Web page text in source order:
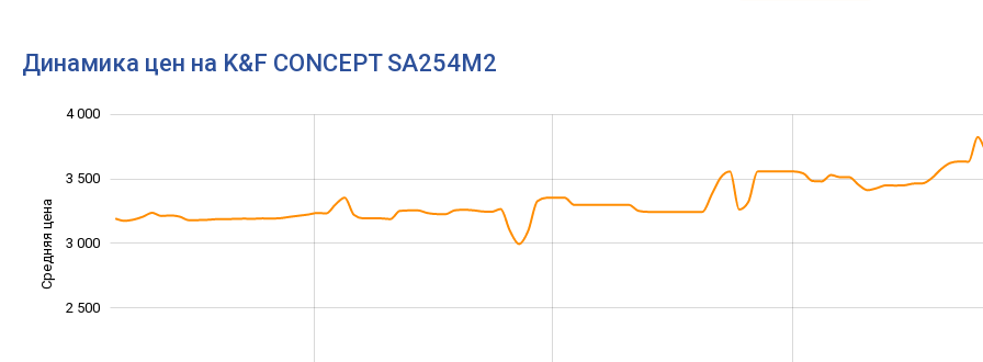
Динамика цен на K&F CONCEPT SA254M2
Средняя цена 2 400
3 000
4 000
3 500
2 500